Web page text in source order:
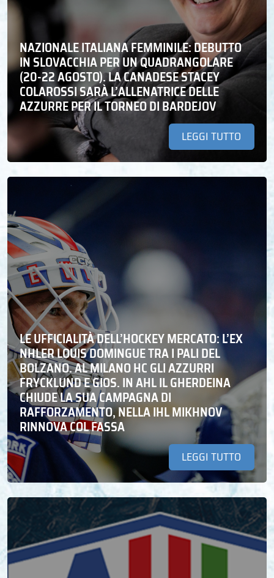
NAZIONALE ITALIANA FEMMINILE: DEBUTTO
IN SLOVACCHIA PER UN QUADRANGOLARE
(20-22 AGOSTO). LA CANADESE STACEY
COLAROSSI SARÀ L’ALLENATRICE DELLE
AZZURRE PER IL TORNEO DI BARDEJOV
LEGGI TUTTO
LE UFFICIALITÀ DELL’HOCKEY MERCATO: L’EX
NHLER LOUIS DOMINGUE TRA I PALI DEL
BOLZANO. AL MILANO HC GLI AZZURRI
FRYCKLUND E GIOS. IN AHL IL GHERDEINA
CHIUDE LA SUA CAMPAGNA DI
RAFFORZAMENTO, NELLA IHL MIKHNOV
RINNOVA COL FASSA
LEGGI TUTTO